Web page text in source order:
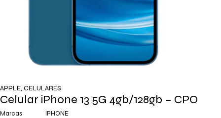
APPLE, CELULARES
Celular iPhone 13 5G 4gb/128gb – CPO
Marcas
IPHONE